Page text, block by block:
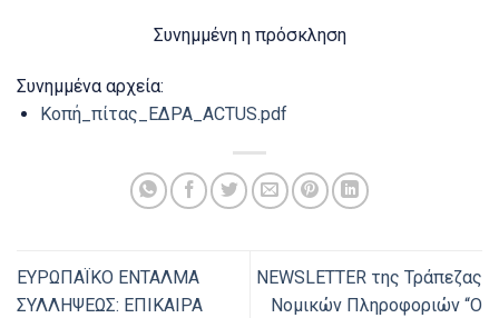
Συνημμένη η πρόσκληση
Συνημμένα αρχεία:
Κοπή_πίτας_ΕΔΡΑ_ACTUS.pdf
ΕΥΡΩΠΑΪΚΟ ΕΝΤΑΛΜΑ
ΣΥΛΛΗΨΕΩΣ: ΕΠΙΚΑΙΡΑ
NEWSLETTER της Τράπεζας
Νομικών Πληροφοριών “Ο